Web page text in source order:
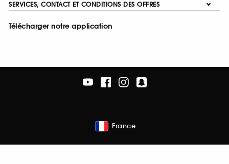
SERVICES, CONTACT ET CONDITIONS DES OFFRES
Télécharger notre application
France